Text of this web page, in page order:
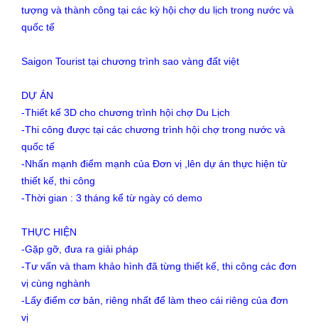
tượng và thành công tại các kỳ hội chợ du lịch trong nước và
quốc tế
Saigon Tourist tại chương trình sao vàng đất việt
DỰ ÁN
-Thiết kế 3D cho chương trình hội chợ Du Lịch
-Thi công được tại các chương trình hội chợ trong nước và
quốc tế
-Nhấn mạnh điểm mạnh của Đơn vị ,lên dự án thực hiện từ
thiết kế, thi công
-Thời gian : 3 tháng kể từ ngày có demo
THỰC HIỆN
-Gặp gỡ, đưa ra giải pháp
-Tư vấn và tham khảo hình đã từng thiết kế, thi công các đơn
vị cùng nghành
-Lấy điểm cơ bản, riêng nhất để làm theo cái riêng của đơn
vị